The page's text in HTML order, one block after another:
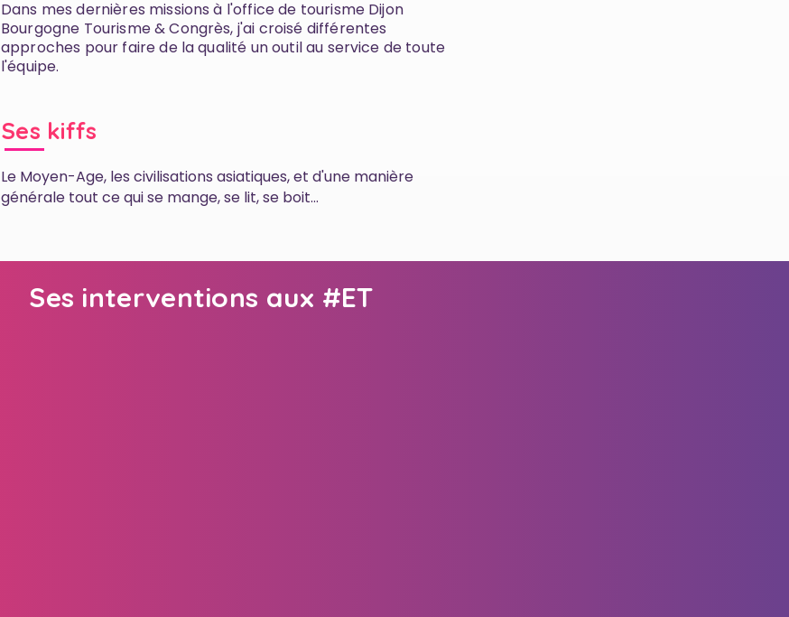
Dans mes dernières missions à l'office de tourisme Dijon
Bourgogne Tourisme & Congrès, j'ai croisé différentes
approches pour faire de la qualité un outil au service de toute
l'équipe.
Le Moyen-Age, les civilisations asiatiques, et d'une manière
générale tout ce qui se mange, se lit, se boit...
Ses kiffs
Ses interventions aux #ET